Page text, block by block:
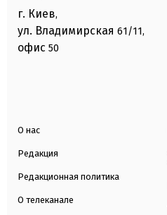
г. Киев,
ул. Владимирская 61/11,
офис 50
О нас
Редакция
Редакционная политика
О телеканале